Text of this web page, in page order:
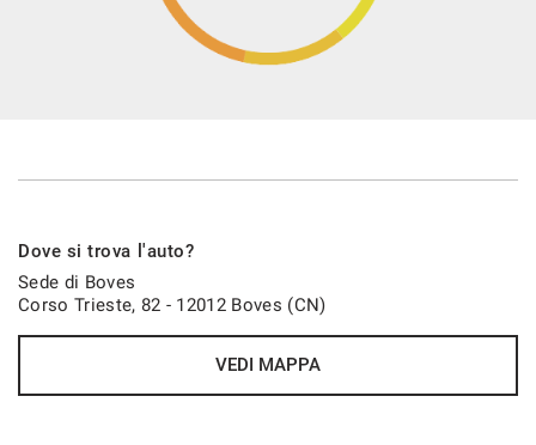
Dove si trova l'auto?
Sede di Boves
Corso Trieste, 82 - 12012 Boves (CN)
VEDI MAPPA